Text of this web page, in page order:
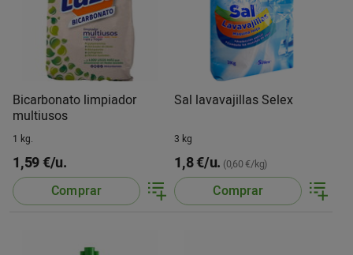
Bicarbonato limpiador
multiusos
1 kg.
1,59 €/u.
Comprar
Sal lavavajillas Selex
3 kg
1,8 €/u. (0,60 €/kg)
Comprar